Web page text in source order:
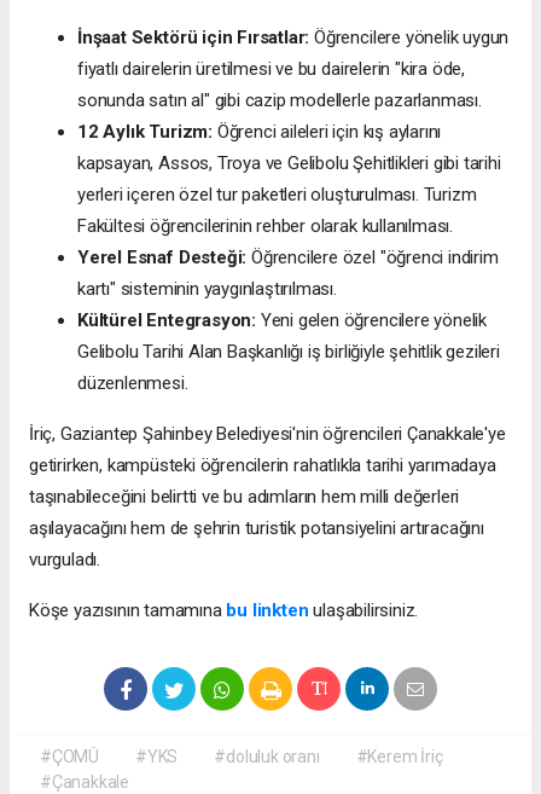
İnşaat Sektörü için Fırsatlar: Öğrencilere yönelik uygun
fiyatlı dairelerin üretilmesi ve bu dairelerin "kira öde,
sonunda satın al" gibi cazip modellerle pazarlanması.
12 Aylık Turizm: Öğrenci aileleri için kış aylarını
kapsayan, Assos, Troya ve Gelibolu Şehitlikleri gibi tarihi
yerleri içeren özel tur paketleri oluşturulması. Turizm
Fakültesi öğrencilerinin rehber olarak kullanılması.
Yerel Esnaf Desteği: Öğrencilere özel "öğrenci indirim
kartı" sisteminin yaygınlaştırılması.
Kültürel Entegrasyon: Yeni gelen öğrencilere yönelik
Gelibolu Tarihi Alan Başkanlığı iş birliğiyle şehitlik gezileri
düzenlenmesi.
İriç, Gaziantep Şahinbey Belediyesi'nin öğrencileri Çanakkale'ye
getirirken, kampüsteki öğrencilerin rahatlıkla tarihi yarımadaya
taşınabileceğini belirtti ve bu adımların hem milli değerleri
aşılayacağını hem de şehrin turistik potansiyelini artıracağını
vurguladı.
Köşe yazısının tamamına bu linkten ulaşabilirsiniz.
#ÇOMÜ #YKS #doluluk oranı
#Kerem İriç
#Çanakkale